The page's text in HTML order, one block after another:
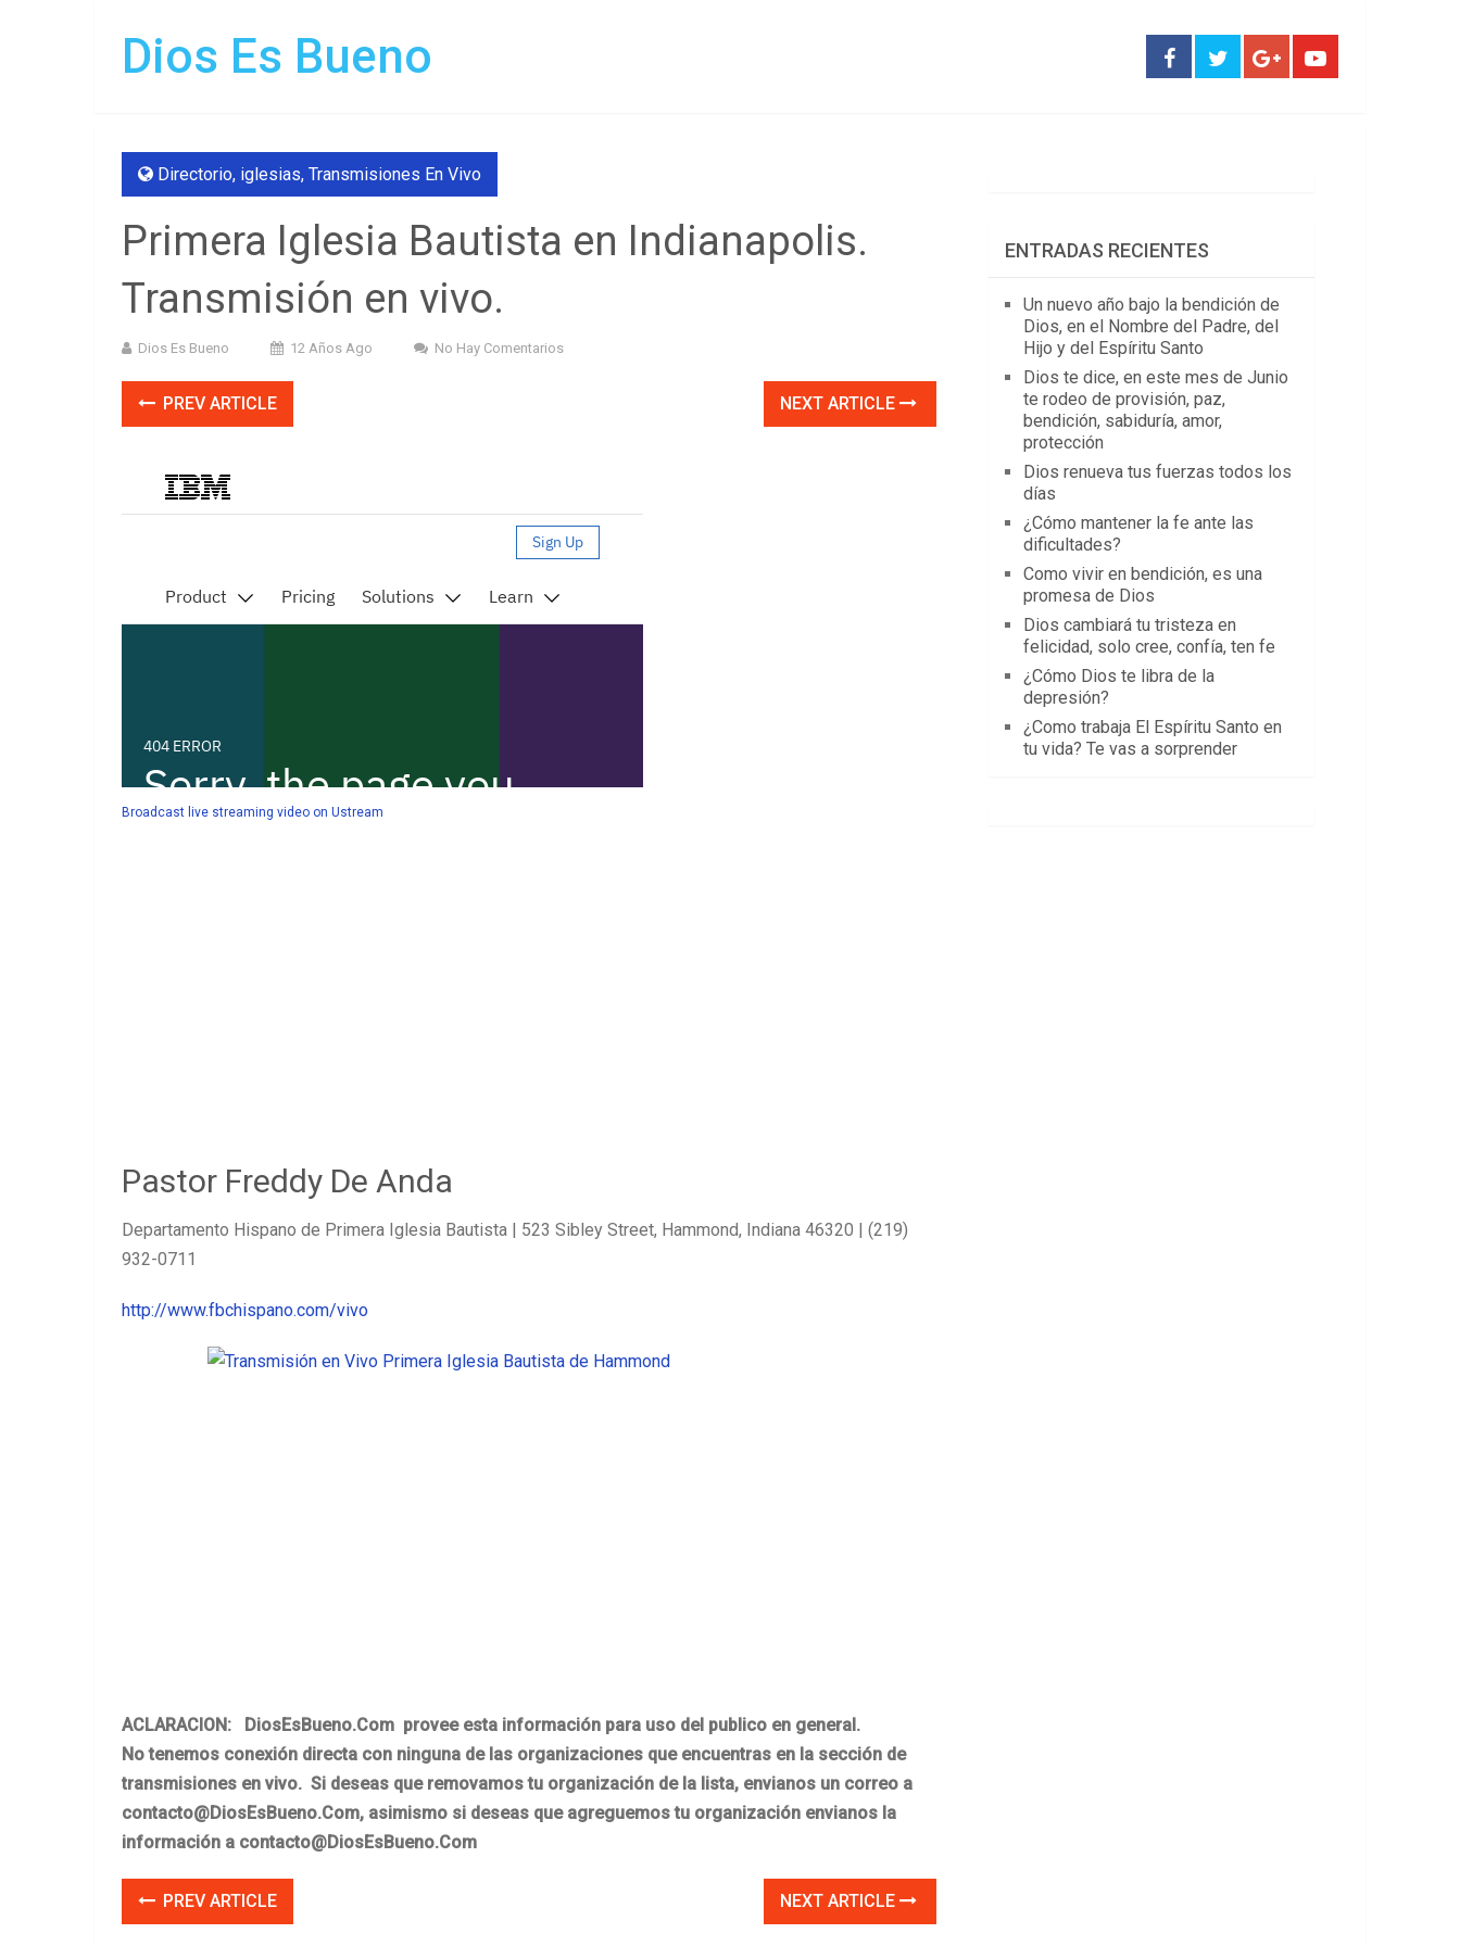
Dios Es Bueno
Directorio, iglesias, Transmisiones En Vivo
Primera Iglesia Bautista en Indianapolis.
Transmisión en vivo.
Dios Es Bueno 12 Años Ago No Hay Comentarios
PREV ARTICLE NEXT ARTICLE
Broadcast live streaming video on Ustream
Pastor Freddy De Anda
Departamento Hispano de Primera Iglesia Bautista | 523 Sibley Street, Hammond, Indiana 46320 | (219)
932-0711
http://www.fbchispano.com/vivo
ACLARACION: DiosEsBueno.Com provee esta información para uso del publico en general.
No tenemos conexión directa con ninguna de las organizaciones que encuentras en la sección de
transmisiones en vivo. Si deseas que removamos tu organización de la lista, envianos un correo a
contacto@DiosEsBueno.Com, asimismo si deseas que agreguemos tu organización envianos la
información a contacto@DiosEsBueno.Com
PREV ARTICLE NEXT ARTICLE
ENTRADAS RECIENTES
Un nuevo año bajo la bendición de
Dios, en el Nombre del Padre, del
Hijo y del Espíritu Santo
Dios te dice, en este mes de Junio
te rodeo de provisión, paz,
bendición, sabiduría, amor,
protección
Dios renueva tus fuerzas todos los
días
¿Cómo mantener la fe ante las
dificultades?
Como vivir en bendición, es una
promesa de Dios
Dios cambiará tu tristeza en
felicidad, solo cree, confía, ten fe
¿Cómo Dios te libra de la
depresión?
¿Como trabaja El Espíritu Santo en
tu vida? Te vas a sorprender